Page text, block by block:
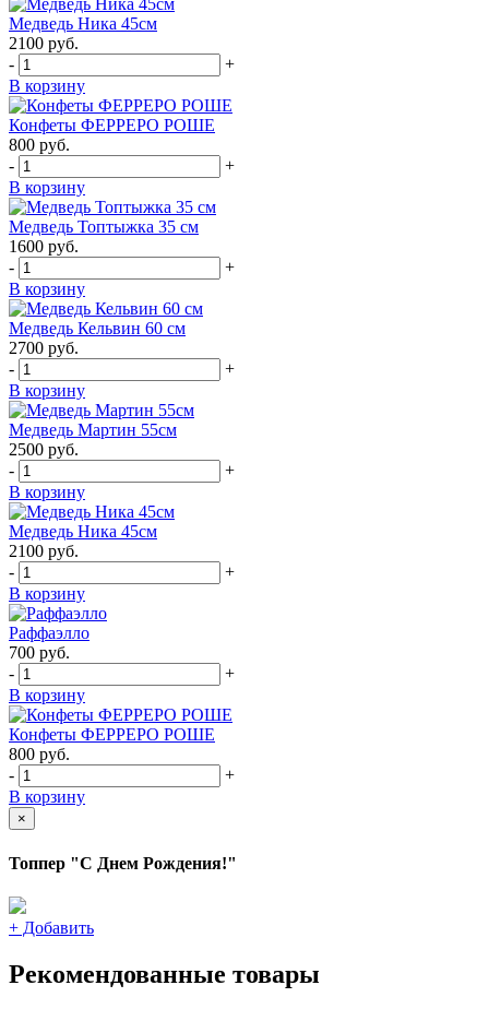
Медведь Ника 45см
2100 руб.
-
+
В корзину
Конфеты ФЕРРЕРО РОШЕ
800 руб.
-
+
В корзину
Медведь Топтыжка 35 см
1600 руб.
-
+
В корзину
Медведь Кельвин 60 см
2700 руб.
-
+
В корзину
Медведь Мартин 55см
2500 руб.
-
+
В корзину
Медведь Ника 45см
2100 руб.
-
+
В корзину
Раффаэлло
700 руб.
-
+
В корзину
Конфеты ФЕРРЕРО РОШЕ
800 руб.
-
+
В корзину
×
Топпер "С Днем Рождения!"
+ Добавить
Рекомендованные товары